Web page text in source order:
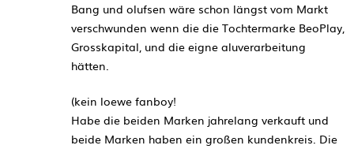
Bang und olufsen wäre schon längst vom Markt
verschwunden wenn die die Tochtermarke BeoPlay,
Grosskapital, und die eigne aluverarbeitung
hätten.
(kein loewe fanboy!
Habe die beiden Marken jahrelang verkauft und
beide Marken haben ein großen kundenkreis. Die